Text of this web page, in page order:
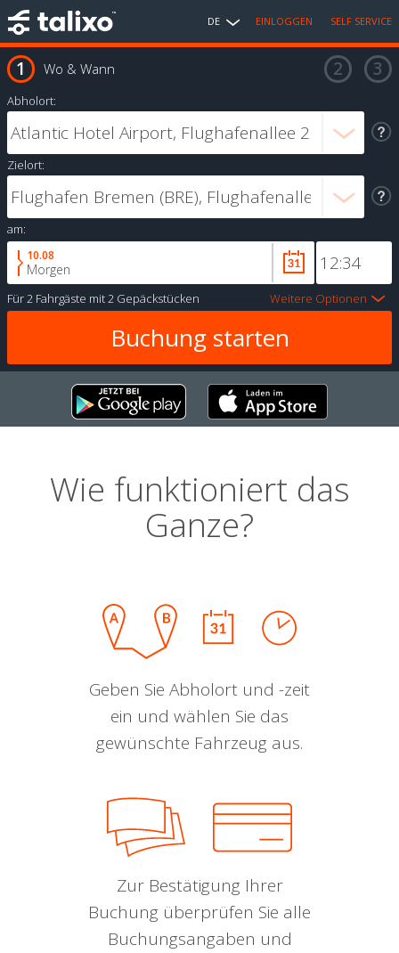
DE EINLOGGEN SELF SERVICE
Wo & Wann
Abholort:
Zielort:
am:
10.08
Morgen
Für2 Fahrgäste mit2 Gepäckstücken Weitere Optionen
Wie funktioniert das
Ganze?
Geben Sie Abholort und -zeit
ein und wählen Sie das
gewünschte Fahrzeug aus.
Zur Bestätigung Ihrer
Buchung überprüfen Sie alle
Buchungsangaben und